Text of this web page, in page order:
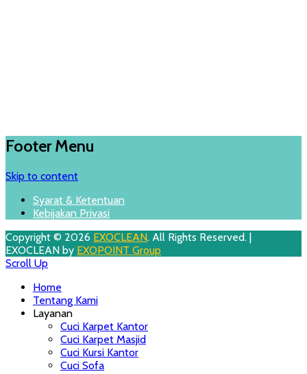
Footer Menu
Skip to content
Syarat & Ketentuan
Kebijakan Privasi
Copyright © 2026 EXOCLEAN. All Rights Reserved. |
EXOCLEAN by EXOPOINT Group
Scroll Up
Home
Tentang Kami
Layanan
Cuci Karpet Kantor
Cuci Karpet Masjid
Cuci Kursi Kantor
Cuci Sofa